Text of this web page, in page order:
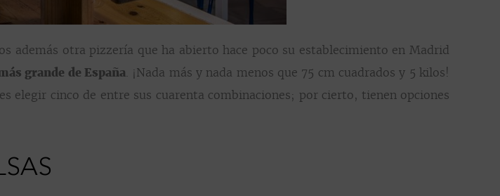
además otra pizzería que ha abierto hace poco su establecimiento en Madrid
grande de España. ¡Nada más y nada menos que 75 cm cuadrados y 5 kilos!
elegir cinco de entre sus cuarenta combinaciones; por cierto, tienen opciones